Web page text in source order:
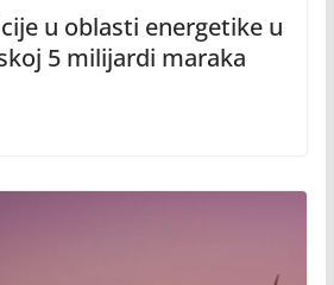
u oblasti energetike u
5 milijardi maraka